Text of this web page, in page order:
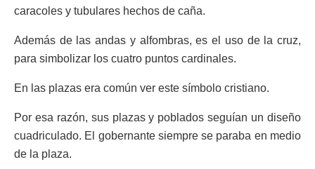
caracoles y tubulares hechos de caña.
Además de las andas y alfombras, es el uso de la cruz,
para simbolizar los cuatro puntos cardinales.
En las plazas era común ver este símbolo cristiano.
Por esa razón, sus plazas y poblados seguían un diseño
cuadriculado. El gobernante siempre se paraba en medio
de la plaza.